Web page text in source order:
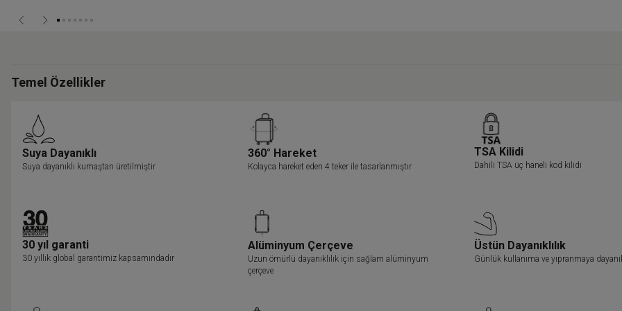
Temel Özellikler
Suya Dayanıklı
Suya dayanıklı kumaştan üretilmiştir
360° Hareket
Kolayca hareket eden 4 teker ile tasarlanmıştır
TSA Kilidi
Dahili TSA üç haneli kod kilidi
30 yıl garanti
30 yıllık global garantimiz kapsamındadır
Alüminyum Çerçeve
Uzun ömürlü dayanıklılık için sağlam alüminyum
çerçeve
Üstün Dayanıklılık
Günlük kullanıma ve yıpranmaya